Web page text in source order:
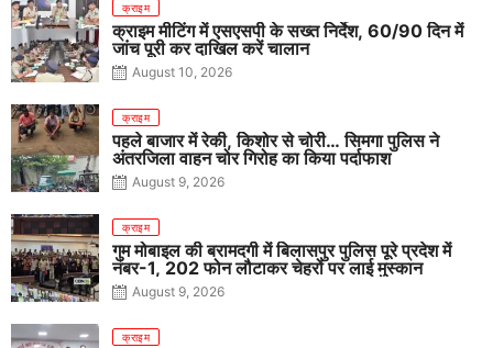
क्राइम
क्राइम मीटिंग में एसएसपी के सख्त निर्देश, 60/90 दिन में
जांच पूरी कर दाखिल करें चालान
August 10, 2026
क्राइम
पहले बाजार में रेकी, किशोर से चोरी… सिमगा पुलिस ने
अंतरजिला वाहन चोर गिरोह का किया पर्दाफाश
August 9, 2026
क्राइम
गुम मोबाइल की बरामदगी में बिलासपुर पुलिस पूरे प्रदेश में
नंबर-1, 202 फोन लौटाकर चेहरों पर लाई मुस्कान
August 9, 2026
क्राइम